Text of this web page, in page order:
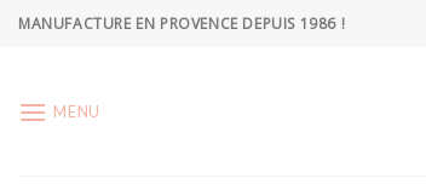
SkipMANUFACTURE EN PROVENCE DEPUIS 1986 !
MENU